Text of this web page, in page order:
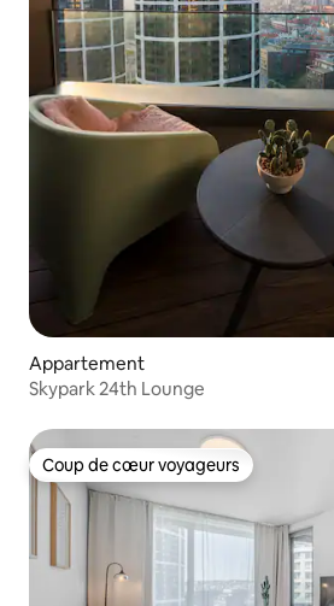
Appartement
Skypark 24th Lounge
Coup de cœur voyageurs
Coup de cœur voyageurs